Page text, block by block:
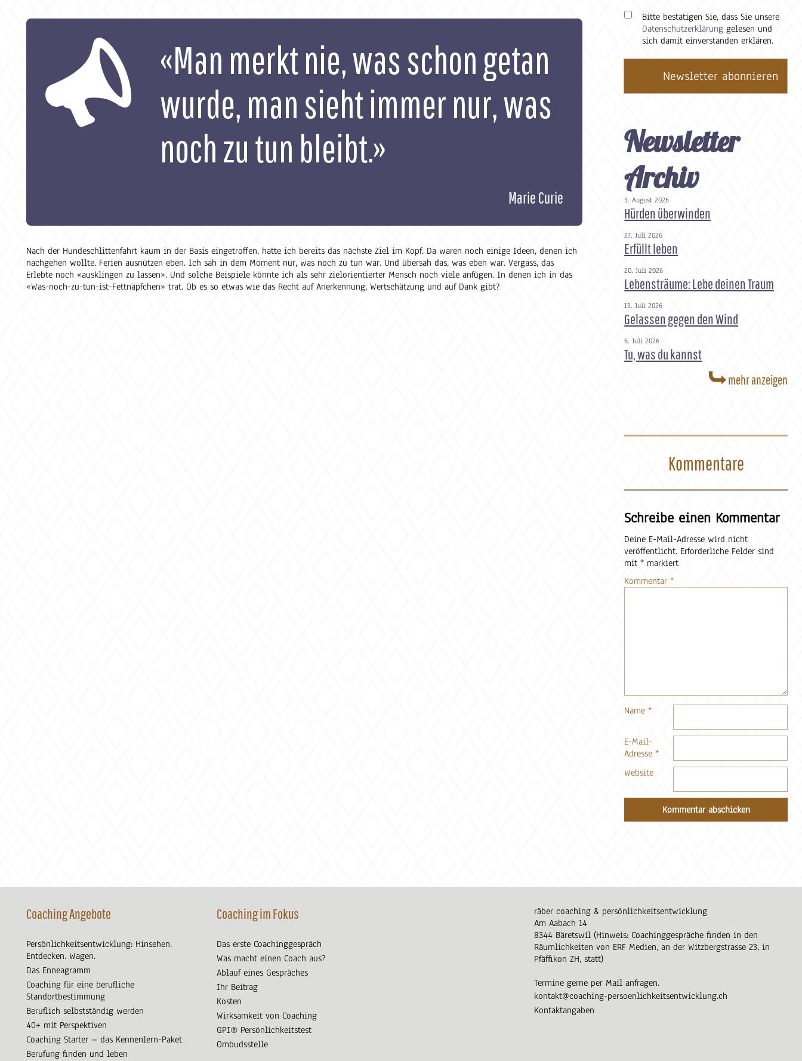
«Man merkt nie, was schon getan
wurde, man sieht immer nur, was
noch zu tun bleibt.»
Marie Curie
Nach der Hundeschlittenfahrt kaum in der Basis eingetroffen, hatte ich bereits das nächste Ziel im Kopf. Da waren noch einige Ideen, denen ich
nachgehen wollte. Ferien ausnützen eben. Ich sah in dem Moment nur, was noch zu tun war. Und übersah das, was eben war. Vergass, das
Erlebte noch «ausklingen zu lassen». Und solche Beispiele könnte ich als sehr zielorientierter Mensch noch viele anfügen. In denen ich in das
«Was-noch-zu-tun-ist-Fettnäpfchen» trat. Ob es so etwas wie das Recht auf Anerkennung, Wertschätzung und auf Dank gibt?
Bitte bestätigen Sie, dass Sie unsere
Datenschutzerklärung gelesen und
sich damit einverstanden erklären.
Newsletter
Archiv
3. August 2026
Hürden überwinden
27. Juli 2026
Erfüllt leben
20. Juli 2026
Lebensträume: Lebe deinen Traum
13. Juli 2026
Gelassen gegen den Wind
6. Juli 2026
Tu, was du kannst
mehr anzeigen
Kommentare
Schreibe einen Kommentar
Deine E-Mail-Adresse wird nicht
veröffentlicht. Erforderliche Felder sind
mit* markiert
Kommentar*
Name*
E-Mail-
Adresse*
Website
Coaching Angebote
Persönlichkeitsentwicklung: Hinsehen.
Entdecken. Wagen.
Das Enneagramm
Coaching für eine berufliche
Standortbestimmung
Beruflich selbstständig werden
40+ mit Perspektiven
Coaching Starter – das Kennenlern-Paket
Berufung finden und leben
Coaching im Fokus
Das erste Coachinggespräch
Was macht einen Coach aus?
Ablauf eines Gespräches
Ihr Beitrag
Kosten
Wirksamkeit von Coaching
GPI® Persönlichkeitstest
Ombudsstelle
räber coaching & persönlichkeitsentwicklung
Am Aabach 14
8344 Bäretswil (Hinweis: Coachinggespräche finden in den
Räumlichkeiten von ERF Medien, an der Witzbergstrasse 23, in
Pfäffikon ZH, statt)
Termine gerne per Mail anfragen.
kontakt@coaching-persoenlichkeitsentwicklung.ch
Kontaktangaben